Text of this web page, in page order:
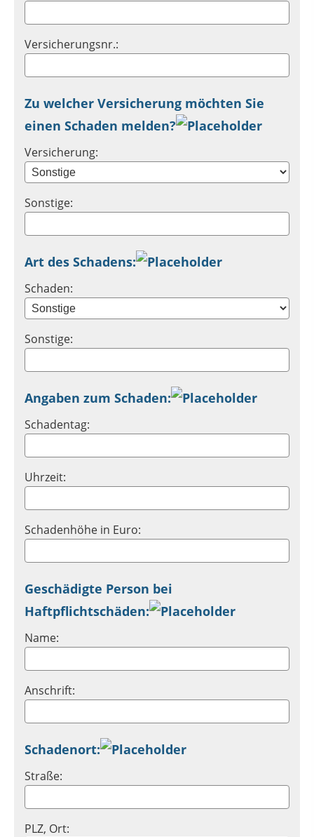
Versicherungsnr.:
Zu welcher Versicherung möchten Sie
einen Schaden melden?
Versicherung:
Sonstige:
Art des Schadens:
Schaden:
Sonstige:
Angaben zum Schaden:
Schadentag:
Uhrzeit:
Schadenhöhe in Euro:
Geschädigte Person bei
Haftpflichtschäden:
Name:
Anschrift:
Schadenort:
Straße:
PLZ, Ort: